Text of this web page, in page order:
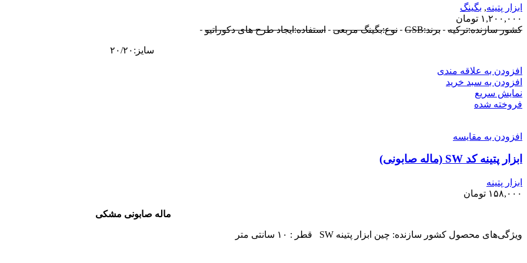
ابزار پتینه, بگینگ
۱,۲۰۰,۰۰۰ تومان
کشور سازنده:ترکیه
برند:GSB نوع:بگینگ مربعی استفاده:ایجاد طرح های دکوراتیو
سایز:۲۰/۲۰
افزودن به علاقه مندی
افزودن به سبد خرید
نمایش سریع
فروخته شده
افزودن به مقایسه
ابزار پتینه کد SW (ماله صابونی)
ابزار پتینه
۱۵۸,۰۰۰ تومان
ماله صابونی مشکی
ویژگی‌های محصول کشور سازنده: چین ابزار پتینه SW قطر : ۱۰ سانتی متر